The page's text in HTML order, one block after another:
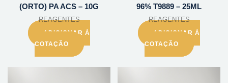
(ORTO) PA ACS – 10G
REAGENTES
ADICIONAR À
COTAÇÃO
96% T9889 – 25ML
REAGENTES
ADICIONAR À
COTAÇÃO